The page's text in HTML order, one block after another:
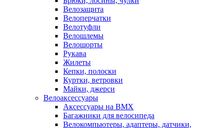
Велозащита
Велоперчатки
Велотуфли
Велошлемы
Велошорты
Рукава
Жилеты
Кепки, полоски
Куртки, ветровки
Майки, джерси
Велоаксессуары
Аксессуары на BMX
Багажники для велосипеда
Велокомпьютеры, адаптеры, датчики,